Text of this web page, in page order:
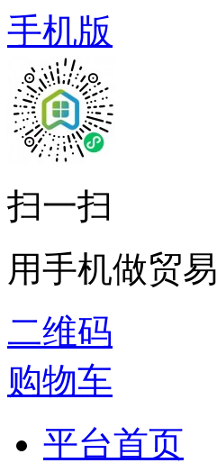
手机版
扫一扫
用手机做贸易
二维码
购物车
平台首页